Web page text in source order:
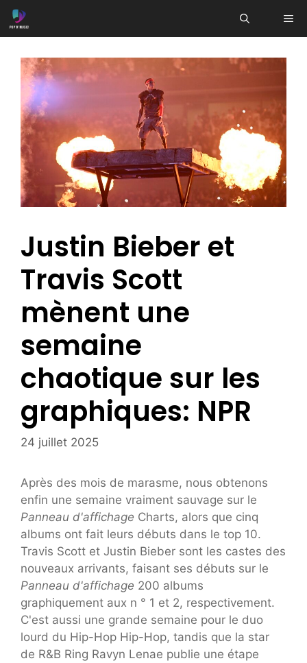
Aller
au
Justin Bieber et
Travis Scott
mènent une
semaine
chaotique sur les
graphiques: NPR
24 juillet 2025
Après des mois de marasme, nous obtenons
enfin une semaine vraiment sauvage sur le
Panneau d'affichage Charts, alors que cinq
albums ont fait leurs débuts dans le top 10.
Travis Scott et Justin Bieber sont les castes des
nouveaux arrivants, faisant ses débuts sur le
Panneau d'affichage 200 albums
graphiquement aux n ° 1 et 2, respectivement.
C'est aussi une grande semaine pour le duo
lourd du Hip-Hop Hip-Hop, tandis que la star
de R&B Ring Ravyn Lenae publie une étape